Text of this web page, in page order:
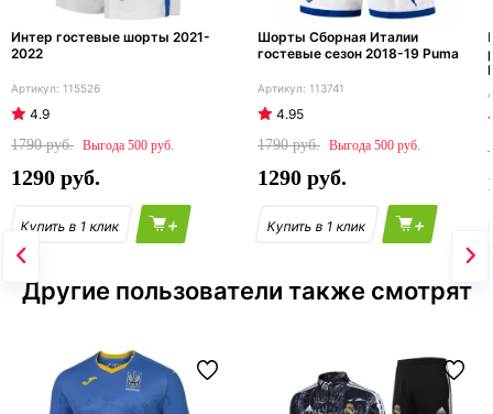
Интер гостевые шорты 2021-
2022
115526
4.9
1790
500
1290
+
Шорты Сборная Италии
гостевые сезон 2018-19 Puma
113741
4.95
1790
500
1290
+
Другие пользователи также смотрят